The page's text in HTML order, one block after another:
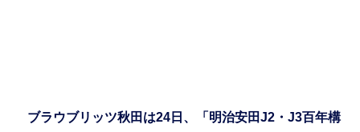
ブラウブリッツ秋田は24日、「明治安田J2・J3百年構